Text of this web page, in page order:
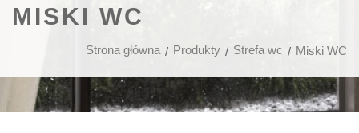
MISKI WC
Strona główna Produkty Strefa wc Miski WC